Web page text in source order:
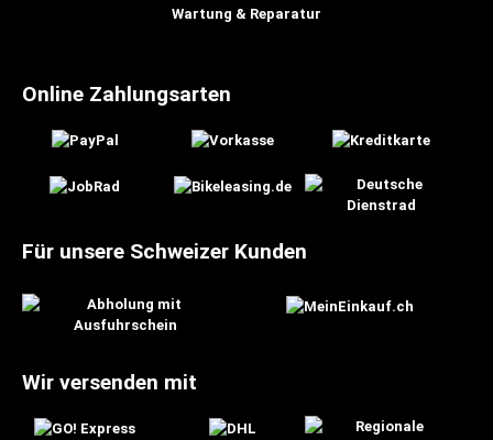
Wartung & Reparatur
Online Zahlungsarten
Für unsere Schweizer Kunden
Wir versenden mit